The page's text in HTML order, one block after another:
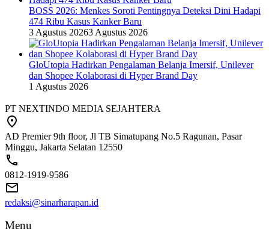
BOSS 2026: Menkes Soroti Pentingnya Deteksi Dini Hadapi
474 Ribu Kasus Kanker Baru
3 Agustus 20263 Agustus 2026
GloUtopia Hadirkan Pengalaman Belanja Imersif, Unilever
dan Shopee Kolaborasi di Hyper Brand Day
1 Agustus 2026
PT NEXTINDO MEDIA SEJAHTERA
AD Premier 9th floor, Jl TB Simatupang No.5 Ragunan, Pasar
Minggu, Jakarta Selatan 12550
0812-1919-9586
redaksi@sinarharapan.id
Menu